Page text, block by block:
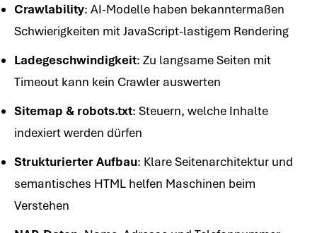
Crawlability: AI-Modelle haben bekanntermaßen
Schwierigkeiten mit JavaScript-lastigem Rendering
Ladegeschwindigkeit: Zu langsame Seiten mit
Timeout kann kein Crawler auswerten
Sitemap & robots.txt: Steuern, welche Inhalte
indexiert werden dürfen
Strukturierter Aufbau: Klare Seitenarchitektur und
semantisches HTML helfen Maschinen beim
Verstehen